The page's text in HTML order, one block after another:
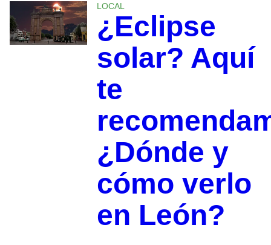
LOCAL
¿Eclipse
solar? Aquí
te
¿Dónde y
cómo verlo
en León?